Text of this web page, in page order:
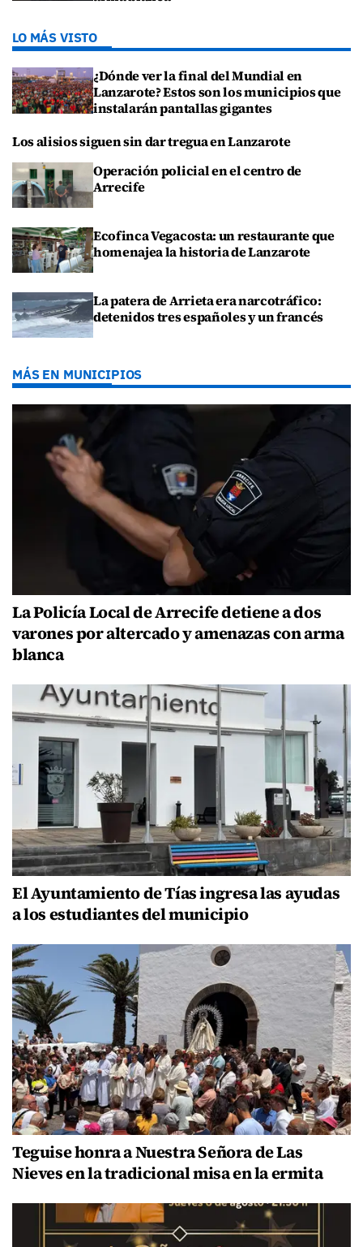
LO MÁS VISTO
¿Dónde ver la final del Mundial en
Lanzarote? Estos son los municipios que
instalarán pantallas gigantes
Los alisios siguen sin dar tregua en Lanzarote
Operación policial en el centro de
Arrecife
Ecofinca Vegacosta: un restaurante que
homenajea la historia de Lanzarote
La patera de Arrieta era narcotráfico:
detenidos tres españoles y un francés
MÁS EN MUNICIPIOS
La Policía Local de Arrecife detiene a dos
varones por altercado y amenazas con arma
blanca
El Ayuntamiento de Tías ingresa las ayudas
a los estudiantes del municipio
Teguise honra a Nuestra Señora de Las
Nieves en la tradicional misa en la ermita